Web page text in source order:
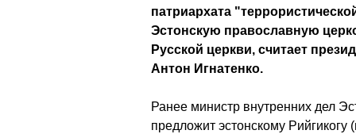
патриархата
Эстонскую православную
Русской церкви, считает
Антон Игнатенко.
Ранее министр внутренних дел
предложит эстонскому Рийгикогу